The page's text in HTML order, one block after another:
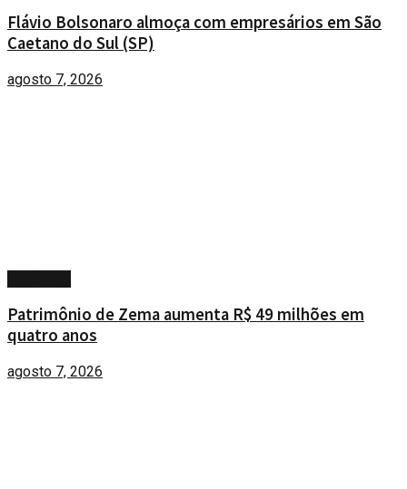
Flávio Bolsonaro almoça com empresários em São
Caetano do Sul (SP)
agosto 7, 2026
Patrimônio de Zema aumenta R$ 49 milhões em
quatro anos
agosto 7, 2026